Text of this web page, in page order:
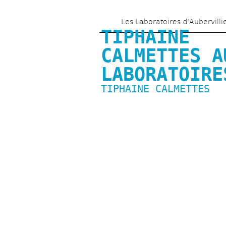
Les Laboratoires
TIPHAINE
CALMETTES
TIPHAINE CALMETTES